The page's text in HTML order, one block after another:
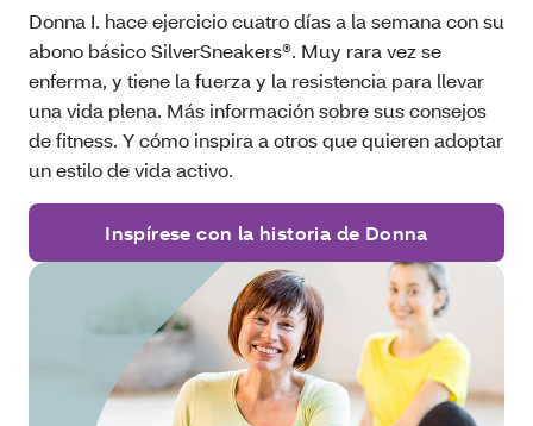
Donna I. hace ejercicio cuatro días a la semana con su
abono básico SilverSneakers®. Muy rara vez se
enferma, y tiene la fuerza y la resistencia para llevar
una vida plena. Más información sobre sus consejos
de fitness. Y cómo inspira a otros que quieren adoptar
un estilo de vida activo.
Inspírese con la historia de Donna